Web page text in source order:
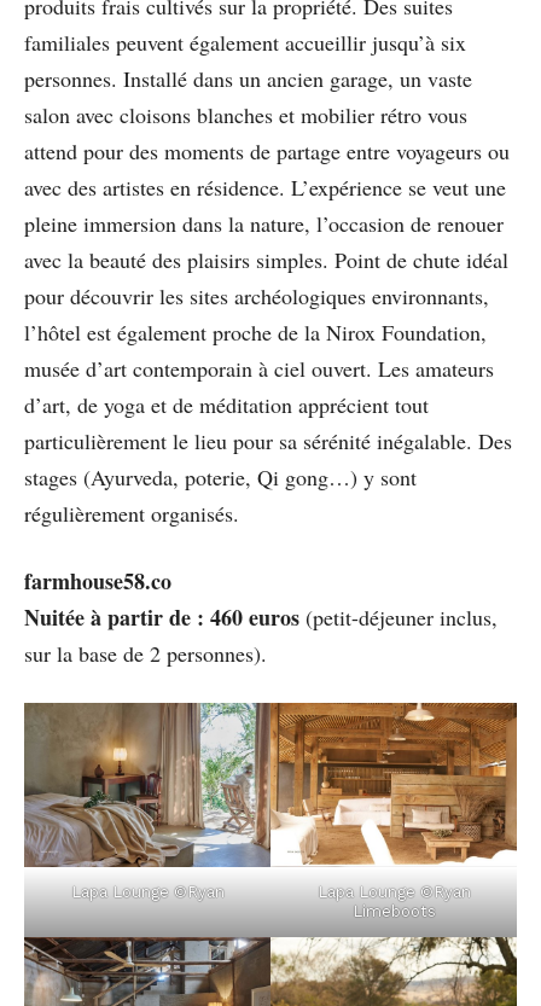
familiales peuvent également accueillir jusqu’à six
personnes. Installé dans un ancien garage, un vaste
salon avec cloisons blanches et mobilier rétro vous
attend pour des moments de partage entre voyageurs ou
avec des artistes en résidence. L’expérience se veut une
pleine immersion dans la nature, l’occasion de renouer
avec la beauté des plaisirs simples. Point de chute idéal
pour découvrir les sites archéologiques environnants,
l’hôtel est également proche de la Nirox Foundation,
musée d’art contemporain à ciel ouvert. Les amateurs
d’art, de yoga et de méditation apprécient tout
particulièrement le lieu pour sa sérénité inégalable. Des
stages (Ayurveda, poterie, Qi gong…) y sont
régulièrement organisés.
farmhouse58.co
Nuitée à partir de : 460 euros (petit-déjeuner inclus,
sur la base de 2 personnes).
Lapa Lounge ©Ryan
Lapa Lounge ©Ryan
Limeboots